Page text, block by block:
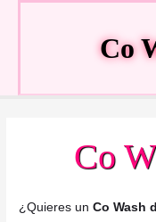
Co
Co
¿Quieres unCo Wash